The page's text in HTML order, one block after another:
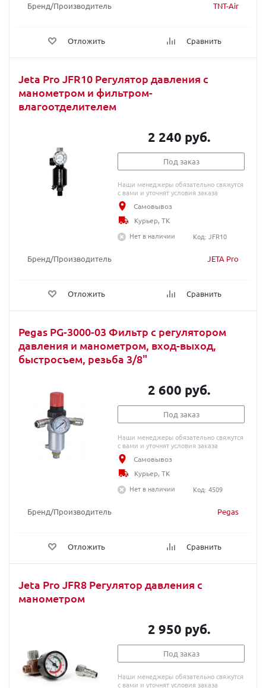
Бренд/Производитель TNT-Air
Отложить Сравнить
Jeta Pro JFR10 Регулятор давления с
манометром и фильтром-
влагоотделителем
Бренд/Производитель JETA Pro
Отложить Сравнить
2 240 руб.
Под заказ
Наши менеджеры обязательно свяжутся
с вами и уточнят условия заказа
Самовывоз
Курьер, ТК
Нет в наличии
Код: JFR10
Pegas PG-3000-03 Фильтр с регулятором
давления и манометром, вход-выход,
быстросъем, резьба 3/8"
Бренд/Производитель Pegas
Отложить Сравнить
2 600 руб.
Под заказ
Наши менеджеры обязательно свяжутся
с вами и уточнят условия заказа
Самовывоз
Курьер, ТК
Нет в наличии
Код: 4509
Jeta Pro JFR8 Регулятор давления с
манометром
2 950 руб.
Под заказ
Наши менеджеры обязательно свяжутся
с вами и уточнят условия заказа